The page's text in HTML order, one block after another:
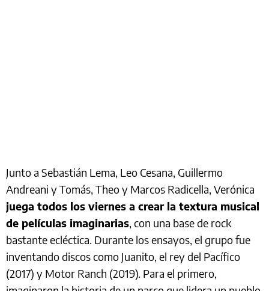
Junto a Sebastián Lema, Leo Cesana, Guillermo
Andreani y Tomás, Theo y Marcos Radicella, Verónica
juega todos los viernes a crear la textura musical
de películas imaginarias, con una base de rock
bastante ecléctica. Durante los ensayos, el grupo fue
inventando discos como Juanito, el rey del Pacífico
(2017) y Motor Ranch (2019). Para el primero,